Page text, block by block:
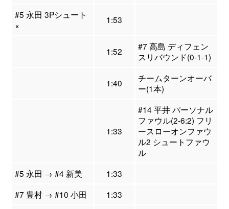
#5 永田 3Pシュート
×
1:53
1:52
#7 高島 ディフェン
スリバウンド(0-1-1)
1:40
チームターンオーバ
ー(1本)
1:33
#14 平井 パーソナル
ファウル(2-6:2) フリ
ースローオンファウ
ル2 シュートファウ
ル
#5 永田 → #4 新美
1:33
#7 豊村 → #10 小田
1:33